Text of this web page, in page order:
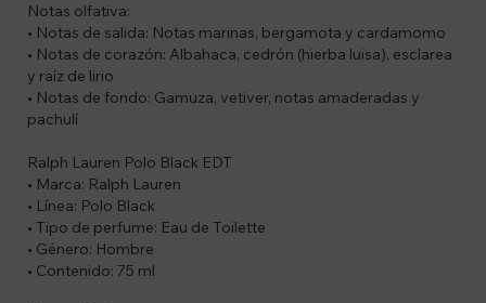
Notas olfativa:
• Notas de salida: Notas marinas, bergamota y cardamomo
• Notas de corazón: Albahaca, cedrón (hierba luisa), esclarea
y raíz de lirio
• Notas de fondo: Gamuza, vetiver, notas amaderadas y
pachulí
Ralph Lauren Polo Black EDT
• Marca: Ralph Lauren
• Línea: Polo Black
• Tipo de perfume: Eau de Toilette
• Género: Hombre
• Contenido: 75 ml